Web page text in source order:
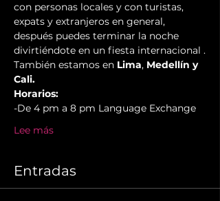
con personas locales y con turistas,
expats y extranjeros en general,
después puedes terminar la noche
divirtiéndote en un fiesta internacional .
También estamos en Lima, Medellín y
Cali.
Horarios:
-De 4 pm a 8 pm Language Exchange
Lee más
Entradas